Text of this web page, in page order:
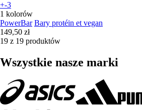
+-3
1 kolorów
PowerBar Bary protéin et vegan
149,50 zł
19 z 19 produktów
Wszystkie nasze marki